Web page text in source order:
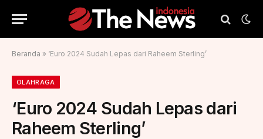
Beranda » ‘Euro 2024 Sudah Lepas dari Raheem Sterling’
OLAHRAGA
‘Euro 2024 Sudah Lepas dari
Raheem Sterling’